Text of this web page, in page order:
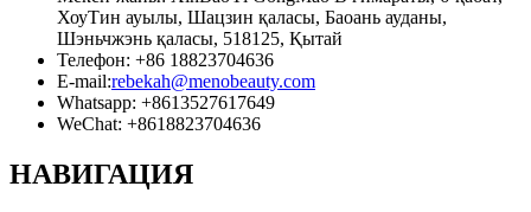
ХоуТин ауылы, Шацзин қаласы, Баоань ауданы,
Шэньчжэнь қаласы, 518125, Қытай
Телефон: +86 18823704636
E-mail:rebekah@menobeauty.com
Whatsapp: +8613527617649
WeChat: +8618823704636
НАВИГАЦИЯ